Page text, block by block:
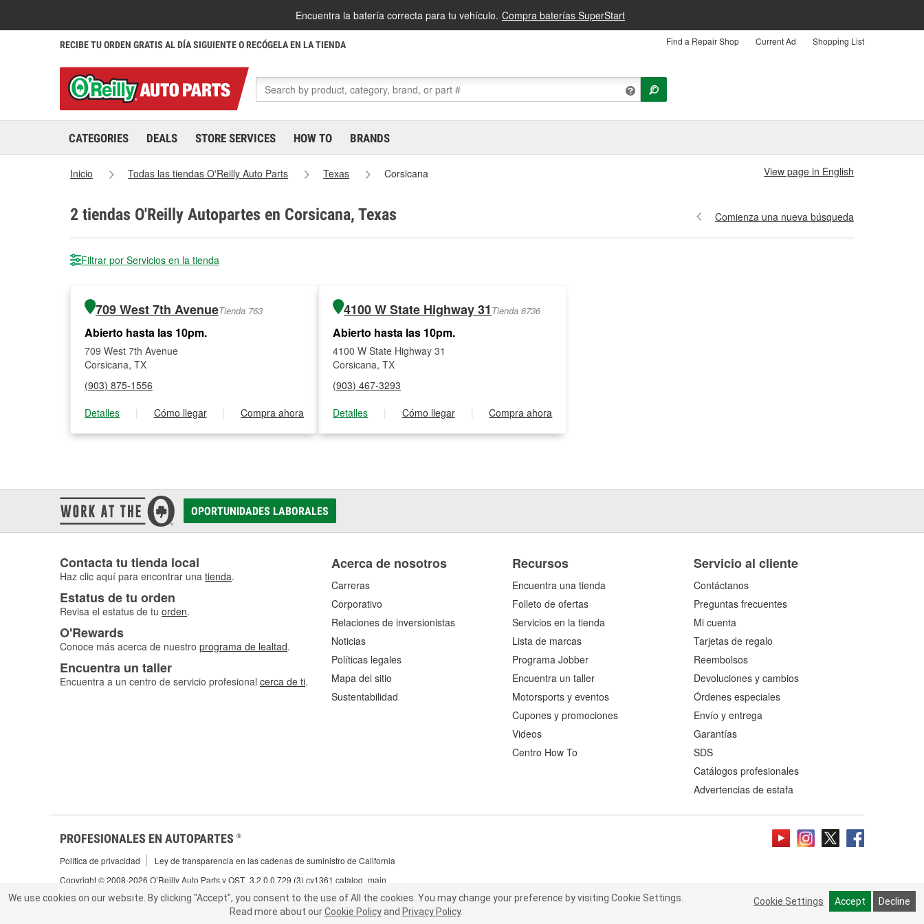
Encuentra la batería correcta para tu vehículo. Compra baterías SuperStart
RECIBE TU ORDEN GRATIS AL DÍA SIGUIENTE O RECÓGELA EN LA TIENDA Find a Repair Shop Current Ad Shopping List
CATEGORIES DEALS STORE SERVICES HOW TO BRANDS
Inicio Todas las tiendas O'Reilly Auto Parts Texas Corsicana View page in English
2 tiendas O'Reilly Autopartes en Corsicana, Texas Comienza una nueva búsqueda
Filtrar por Servicios en la tienda
709 West 7th AvenueTienda 763
Abierto hasta las 10pm.
709 West 7th Avenue
Corsicana, TX
(903) 875-1556
Detalles
| Cómo llegar | Compra ahora
4100 W State Highway 31 Tienda 6736
Abierto hasta las 10pm.
4100 W State Highway 31
Corsicana, TX
(903) 467-3293
Detalles
| Cómo llegar | Compra ahora
We use cookies on our website. By clicking "Accept", you consent to the use of All the cookies.You may change your preference by visiting Cookie Settings.
about ourCookie PolicyandPrivacy Policy
Cookie Settings Accept Decline
OPORTUNIDADES LABORALES
Contacta tu tienda local
Haz clic aquí para encontrar una tienda.
Estatus de tu orden
Revisa el estatus de tu orden.
O'Rewards
Conoce más acerca de nuestro programa de lealtad.
Encuentra un taller
Encuentra a un centro de servicio profesional cerca de ti.
Acerca de nosotros
Carreras
Corporativo
Relaciones de inversionistas
Noticias
Políticas legales
Mapa del sitio
Sustentabilidad
Recursos
Encuentra una tienda
Folleto de ofertas
Servicios en la tienda
Lista de marcas
Programa Jobber
Encuentra un taller
Motorsports y eventos
Cupones y promociones
Videos
Centro How To
Servicio al cliente
Contáctanos
Preguntas frecuentes
Mi cuenta
Tarjetas de regalo
Reembolsos
Devoluciones y cambios
Órdenes especiales
Envío y entrega
Garantías
SDS
Catálogos profesionales
Advertencias de estafa
PROFESIONALES EN AUTOPARTES ®
Política de privacidad
Ley de transparencia en las cadenas de suministro de California
Copyright © 2008-2026 O’Reilly Auto Parts v OST_3.2.0.0.729 (3) cv1361 catalog_main
We use cookies on our website. By clicking "Accept", you consent to the use of All the cookies. You may change your preference by visiting Cookie Settings.
Read more about our Cookie Policy and Privacy Policy.
Cookie Settings Accept Decline